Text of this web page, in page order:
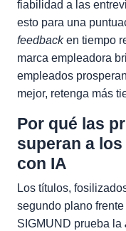
fiabilidad a las
esto para una
feedbacken tiempo
marca empleadora
empleados
mejor, retenga más
Por qué las
superan a
con IA
Los títulos,
segundo plano
SIGMUND prueba la